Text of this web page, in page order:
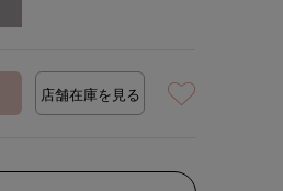
店舗在庫を見る